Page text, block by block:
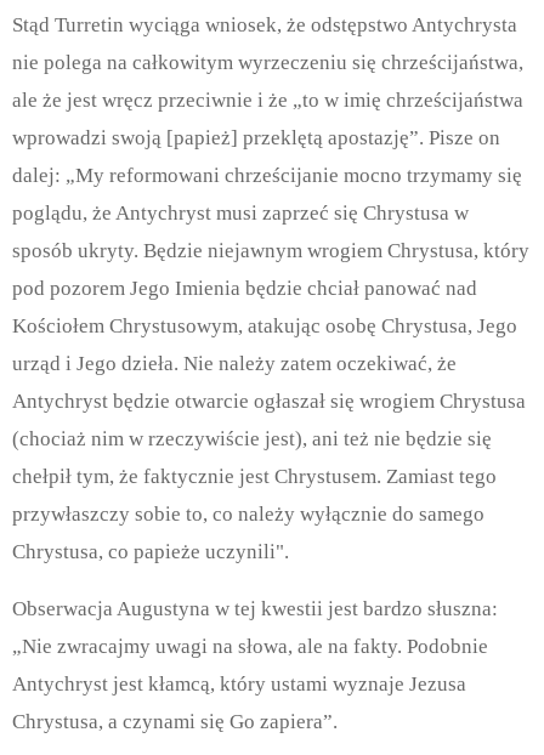
Stąd Turretin wyciąga wniosek, że odstępstwo Antychrysta
nie polega na całkowitym wyrzeczeniu się chrześcijaństwa,
ale że jest wręcz przeciwnie i że „to w imię chrześcijaństwa
wprowadzi swoją [papież] przeklętą apostazję”. Pisze on
dalej: „My reformowani chrześcijanie mocno trzymamy się
poglądu, że Antychryst musi zaprzeć się Chrystusa w
sposób ukryty. Będzie niejawnym wrogiem Chrystusa, który
pod pozorem Jego Imienia będzie chciał panować nad
Kościołem Chrystusowym, atakując osobę Chrystusa, Jego
urząd i Jego dzieła. Nie należy zatem oczekiwać, że
Antychryst będzie otwarcie ogłaszał się wrogiem Chrystusa
(chociaż nim w rzeczywiście jest), ani też nie będzie się
chełpił tym, że faktycznie jest Chrystusem. Zamiast tego
przywłaszczy sobie to, co należy wyłącznie do samego
Chrystusa, co papieże uczynili".
Obserwacja Augustyna w tej kwestii jest bardzo słuszna:
„Nie zwracajmy uwagi na słowa, ale na fakty. Podobnie
Antychryst jest kłamcą, który ustami wyznaje Jezusa
Chrystusa, a czynami się Go zapiera”.